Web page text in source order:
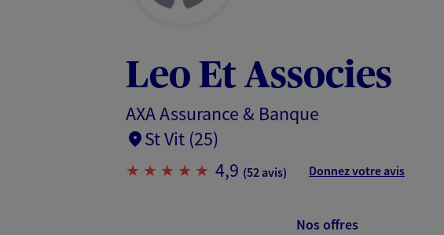
Leo Et Associes
AXA Assurance & Banque
St Vit (25)
4,9 (52 avis) Donnez votre avis
Nos offres